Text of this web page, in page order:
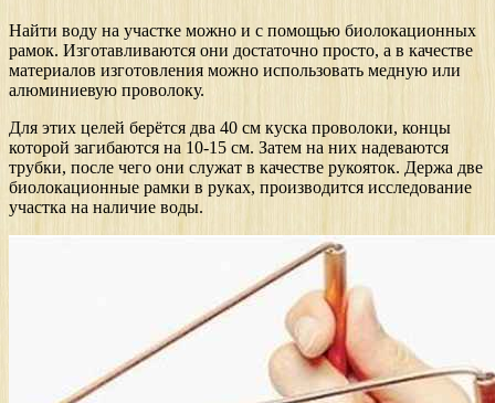
Найти воду на участке можно и с помощью биолокационных
рамок. Изготавливаются они достаточно просто, а в качестве
материалов изготовления можно использовать медную или
алюминиевую проволоку.
Для этих целей берётся два 40 см куска проволоки, концы
которой загибаются на 10-15 см. Затем на них надеваются
трубки, после чего они служат в качестве рукояток. Держа две
биолокационные рамки в руках, производится исследование
участка на наличие воды.